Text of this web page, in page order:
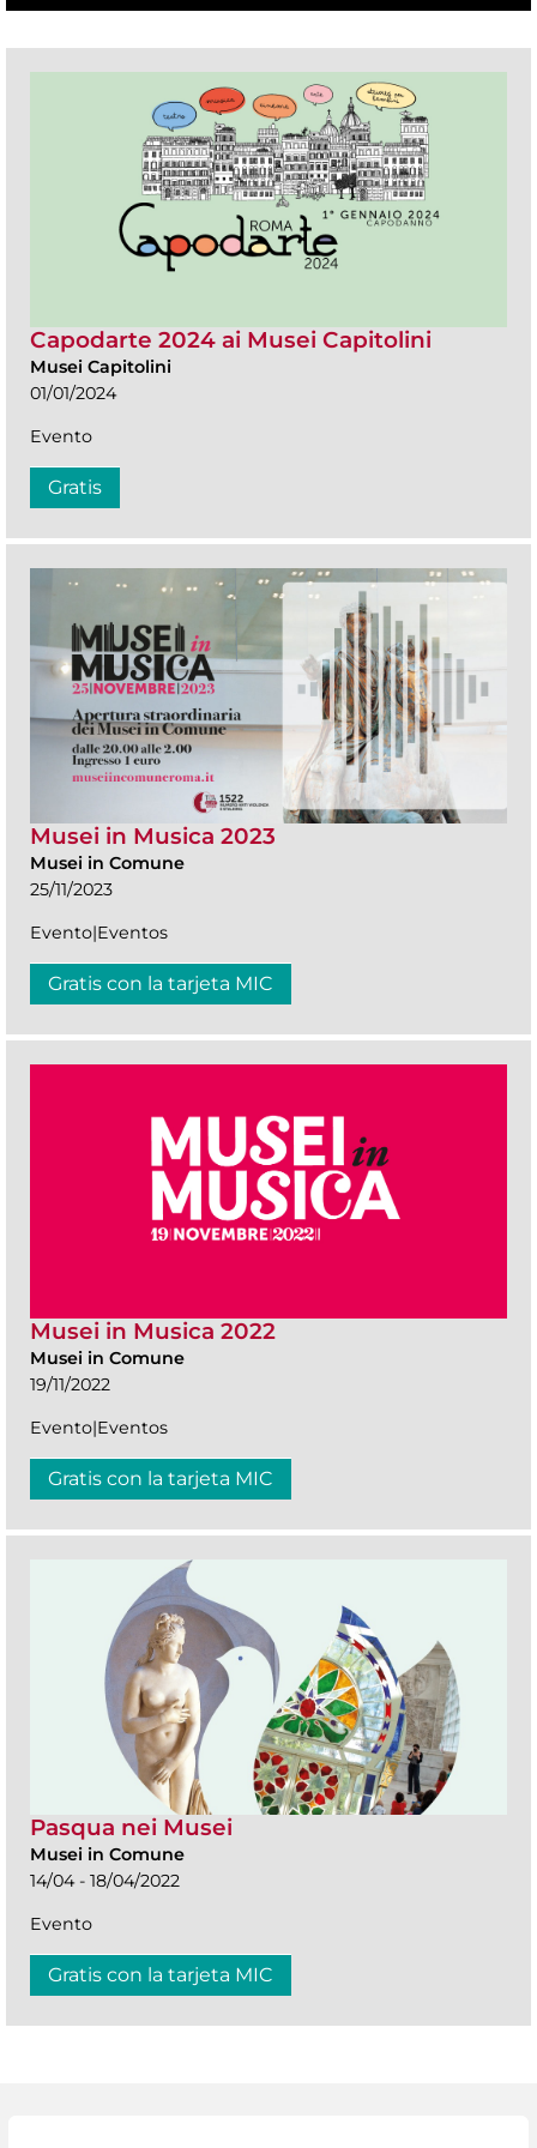
Capodarte 2024 ai Musei Capitolini
Musei Capitolini
01/01/2024
Evento
Gratis
Musei in Musica 2023
Musei in Comune
25/11/2023
Evento|Eventos
Gratis con la tarjeta MIC
Musei in Musica 2022
Musei in Comune
19/11/2022
Evento|Eventos
Gratis con la tarjeta MIC
Pasqua nei Musei
Musei in Comune
14/04 - 18/04/2022
Evento
Gratis con la tarjeta MIC